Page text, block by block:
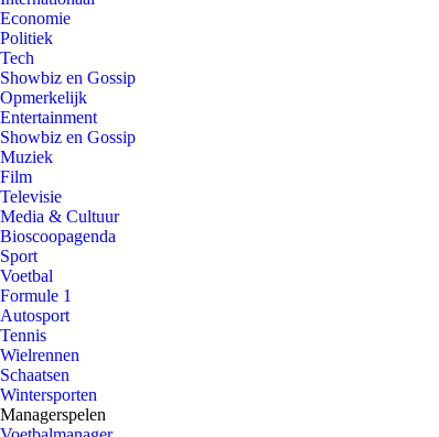
Economie
Politiek
Tech
Showbiz en Gossip
Opmerkelijk
Entertainment
Showbiz en Gossip
Muziek
Film
Televisie
Media & Cultuur
Bioscoopagenda
Sport
Voetbal
Formule 1
Autosport
Tennis
Wielrennen
Schaatsen
Wintersporten
Managerspelen